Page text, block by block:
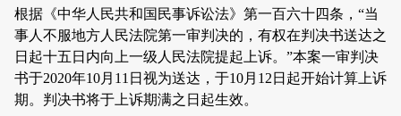
根据《中华人民共和国民事诉讼法》第一百六十四条，“当
事人不服地方人民法院第一审判决的，有权在判决书送达之
日起十五日内向上一级人民法院提起上诉。”本案一审判决
书于2020年10月 11 日视为送达，于10月 12 日起开始计算上诉
期。判决书将于上诉期满之日起生效。